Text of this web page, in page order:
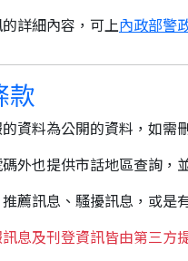
詳細內容，可上內政部警
款
資料為公開的資料，如需
外也提供市話地區查詢，
薦訊息、騷擾訊息，或是
息及刊登資訊皆由第三方